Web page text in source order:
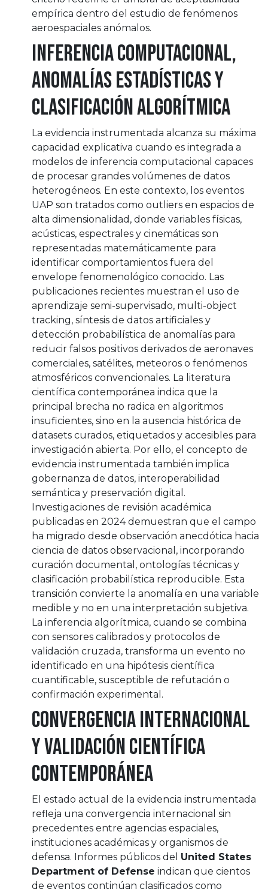
empírica dentro del estudio de fenómenos
aeroespaciales anómalos.
Inferencia computacional,
anomalías estadísticas y
clasificación algorítmica
La evidencia instrumentada alcanza su máxima
capacidad explicativa cuando es integrada a
modelos de inferencia computacional capaces
de procesar grandes volúmenes de datos
heterogéneos. En este contexto, los eventos
UAP son tratados como outliers en espacios de
alta dimensionalidad, donde variables físicas,
acústicas, espectrales y cinemáticas son
representadas matemáticamente para
identificar comportamientos fuera del
envelope fenomenológico conocido. Las
publicaciones recientes muestran el uso de
aprendizaje semi-supervisado, multi-object
tracking, síntesis de datos artificiales y
detección probabilística de anomalías para
reducir falsos positivos derivados de aeronaves
comerciales, satélites, meteoros o fenómenos
atmosféricos convencionales. La literatura
científica contemporánea indica que la
principal brecha no radica en algoritmos
insuficientes, sino en la ausencia histórica de
datasets curados, etiquetados y accesibles para
investigación abierta. Por ello, el concepto de
evidencia instrumentada también implica
gobernanza de datos, interoperabilidad
semántica y preservación digital.
Investigaciones de revisión académica
publicadas en 2024 demuestran que el campo
ha migrado desde observación anecdótica hacia
ciencia de datos observacional, incorporando
curación documental, ontologías técnicas y
clasificación probabilística reproducible. Esta
transición convierte la anomalía en una variable
medible y no en una interpretación subjetiva.
La inferencia algorítmica, cuando se combina
con sensores calibrados y protocolos de
validación cruzada, transforma un evento no
identificado en una hipótesis científica
cuantificable, susceptible de refutación o
confirmación experimental.
Convergencia internacional
y validación científica
contemporánea
El estado actual de la evidencia instrumentada
refleja una convergencia internacional sin
precedentes entre agencias espaciales,
instituciones académicas y organismos de
defensa. Informes públicos del United States
Department of Defense indican que cientos
de eventos continúan clasificados como